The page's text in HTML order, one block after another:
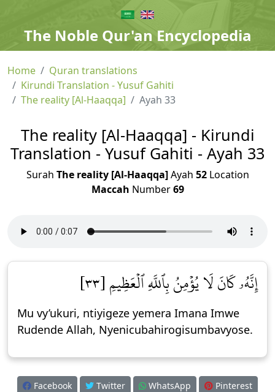
The Noble Qur'an Encyclopedia
Home
Quran translations
Kirundi Translation - Yusuf Gahiti
The reality [Al-Haaqqa]
Ayah 33
The reality [Al-Haaqqa] - Kirundi
Translation - Yusuf Gahiti - Ayah 33
Surah The reality [Al-Haaqqa]Ayah 52Location
Maccah Number69
إِنَّهُۥ كَانَ لَا يُؤۡمِنُ بِٱللَّهِ ٱلۡعَظِيمِ [٣٣]
Mu vy’ukuri, ntiyigeze yemera Imana Imwe
Rudende Allah, Nyenicubahirogisumbavyose.
Facebook Twitter WhatsApp
Pinterest